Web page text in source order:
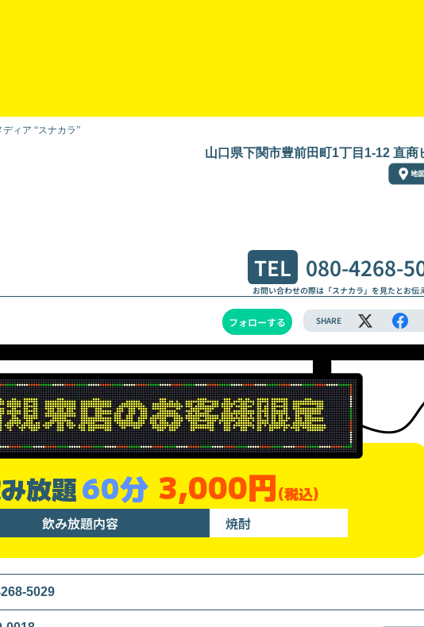
ィア “スナカラ”
山口県下関市豊前田町1丁目1-12 直商
TEL 080-4268-
お問い合わせの際は「スナカラ」を見たとお伝
フォローする SHARE
放題60分 3,000円(税込)
飲み放題内容 焼酎
5029